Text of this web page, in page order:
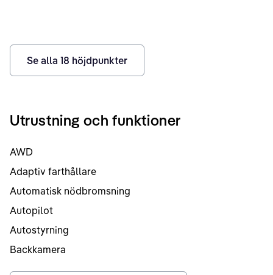
Se alla 18 höjdpunkter
Utrustning och funktioner
AWD
Adaptiv farthållare
Automatisk nödbromsning
Autopilot
Autostyrning
Backkamera